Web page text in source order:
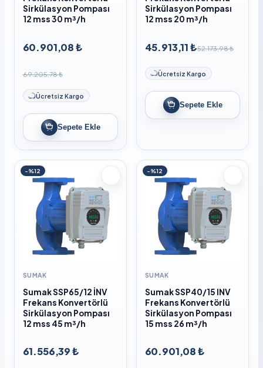
Sirkülasyon Pompası
12 mss 30 m³/h
60.901,08 ₺
69.205,78 ₺
Ücretsiz Kargo
Sepete Ekle
Sirkülasyon Pompası
12 mss 20 m³/h
45.913,11 ₺52.173,98 ₺
Ücretsiz Kargo
Sepete Ekle
-%12
SUMAK
Sumak SSP65/12 İNV
Frekans Konvertörlü
Sirkülasyon Pompası
12 mss 45 m³/h
61.556,39 ₺
-%12
SUMAK
Sumak SSP40/15 INV
Frekans Konvertörlü
Sirkülasyon Pompası
15 mss 26 m³/h
60.901,08 ₺